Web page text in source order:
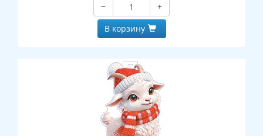
−
+
В корзину